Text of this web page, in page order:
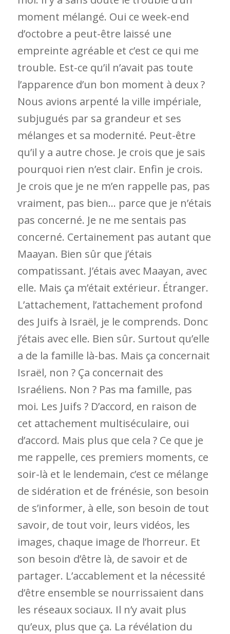
moment mélangé. Oui ce week-end
d’octobre a peut-être laissé une
empreinte agréable et c’est ce qui me
trouble. Est-ce qu’il n’avait pas toute
l’apparence d’un bon moment à deux ?
Nous avions arpenté la ville impériale,
subjugués par sa grandeur et ses
mélanges et sa modernité. Peut-être
qu’il y a autre chose. Je crois que je sais
pourquoi rien n’est clair. Enfin je crois.
Je crois que je ne m’en rappelle pas, pas
vraiment, pas bien… parce que je n’étais
pas concerné. Je ne me sentais pas
concerné. Certainement pas autant que
Maayan. Bien sûr que j’étais
compatissant. J’étais avec Maayan, avec
elle. Mais ça m’était extérieur. Étranger.
L’attachement, l’attachement profond
des Juifs à Israël, je le comprends. Donc
j’étais avec elle. Bien sûr. Surtout qu’elle
a de la famille là-bas. Mais ça concernait
Israël, non ? Ça concernait des
Israéliens. Non ? Pas ma famille, pas
moi. Les Juifs ? D’accord, en raison de
cet attachement multiséculaire, oui
d’accord. Mais plus que cela ? Ce que je
me rappelle, ces premiers moments, ce
soir-là et le lendemain, c’est ce mélange
de sidération et de frénésie, son besoin
de s’informer, à elle, son besoin de tout
savoir, de tout voir, leurs vidéos, les
images, chaque image de l’horreur. Et
son besoin d’être là, de savoir et de
partager. L’accablement et la nécessité
d’être ensemble se nourrissaient dans
les réseaux sociaux. Il n’y avait plus
qu’eux, plus que ça. La révélation du